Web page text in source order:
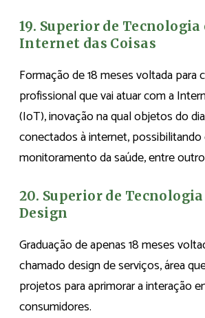
19. Superior de Tecnologia
Internet das Coisas
Formação de 18 meses voltada para
profissional que vai atuar com a
(IoT), inovação na qual objetos do
conectados à internet,
monitoramento da saúde, entre
20. Superior de
Design
Graduação de apenas 18 meses
chamado design de serviços, área
projetos para aprimorar a interação
consumidores.